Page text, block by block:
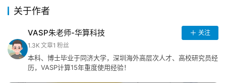
费
下
载
关于作者
VASP朱老师-华算科技
关注
1.3K 文章1 粉丝
本科、博士毕业于同济大学，深圳海外高层次人才、高校研究员经
历，VASP计算15年重度使用经验！